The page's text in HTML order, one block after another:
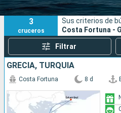
3
cruceros
Sus criterios de
Costa Fortuna -
Filtrar
GRECIA, TURQUÍA
Costa Fortuna 8 d